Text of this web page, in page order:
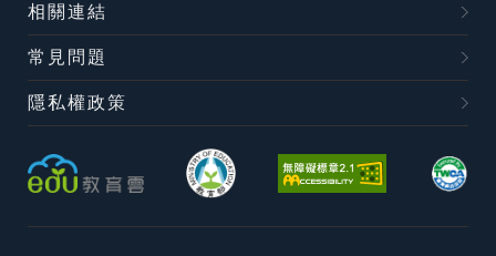
相關連結
常見問題
隱私權政策